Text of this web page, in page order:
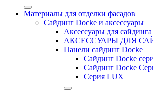
Материалы для отделки фасадов
Сайдинг Docke и аксессуары
Аксессуары для
АКСЕССУАРЫ ДЛЯ
Панели сайдинг Docke
Cайдинг Docke
Сайдинг Docke
Серия LUX